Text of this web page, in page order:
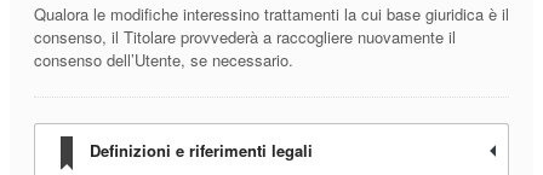
Qualora le modifiche interessino trattamenti la cui base giuridica è il
consenso, il Titolare provvederà a raccogliere nuovamente il
consenso dell’Utente, se necessario.
Definizioni e riferimenti legali